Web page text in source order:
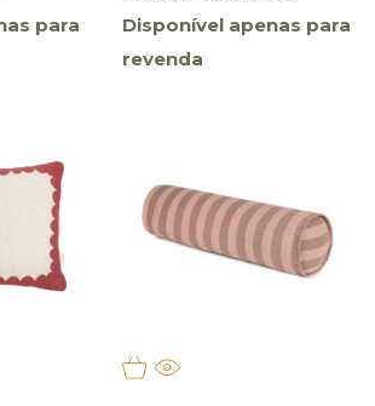
para
Disponível apenas para
revenda